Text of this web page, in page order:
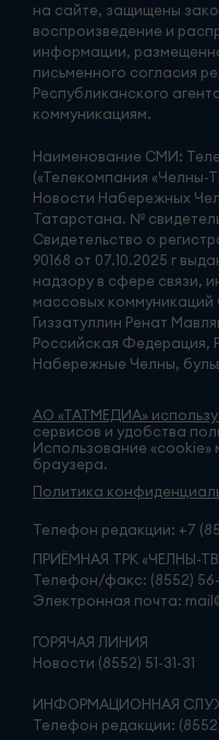
на сайте, защищены
воспроизведение и
информации,
письменного согласия
Республиканского
коммуникациям.
Наименование СМИ:
(«Телекомпания «Челны-
Новости Набережных
Татарстана. №
Свидетельство о
90168 от 07.10.2025 г
надзору в сфере связи,
массовых
Гиззатуллин Ренат
Российская Федерация,
Набережные Челны,
АО «ТАТМЕДИА»
сервисов и удобства
Использование «cookie»
браузера.
Политика
Телефон редакции: +7
ПРИЁМНАЯ ТРК «ЧЕЛНЫ-
Телефон/факс: (8552)
Электронная почта:
ГОРЯЧАЯ ЛИНИЯ
Новости (8552) 51-31-31
ИНФОРМАЦИОННАЯ
Телефон редакции: